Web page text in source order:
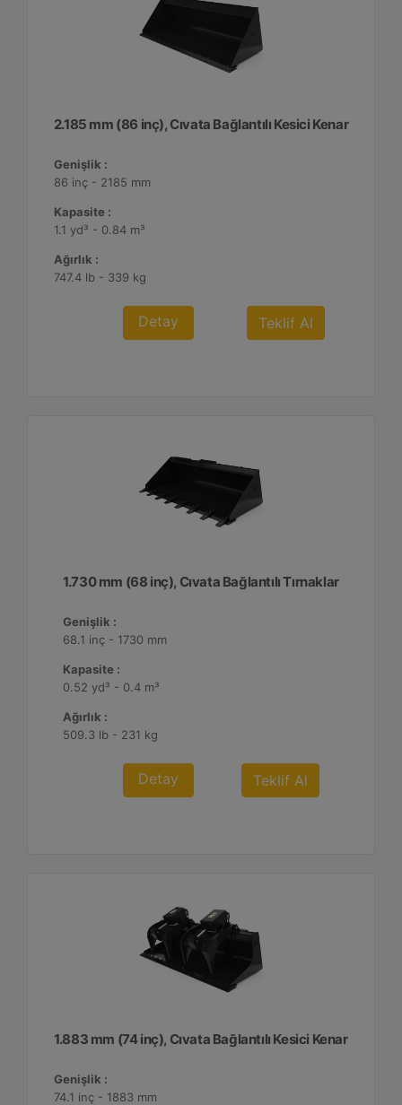
2.185 mm (86 inç), Cıvata Bağlantılı Kesici Kenar
Genişlik :
86 inç - 2185 mm
Kapasite :
1.1 yd³ - 0.84 m³
Ağırlık :
747.4 lb - 339 kg
Detay Teklif Al
1.730 mm (68 inç), Cıvata Bağlantılı Tırnaklar
Genişlik :
68.1 inç - 1730 mm
Kapasite :
0.52 yd³ - 0.4 m³
Ağırlık :
509.3 lb - 231 kg
Detay Teklif Al
1.883 mm (74 inç), Cıvata Bağlantılı Kesici Kenar
Genişlik :
74.1 inç - 1883 mm